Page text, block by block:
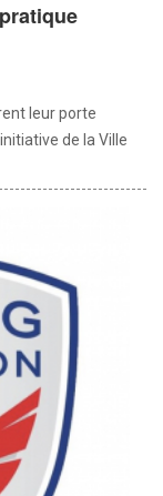
leur porte
de la Ville